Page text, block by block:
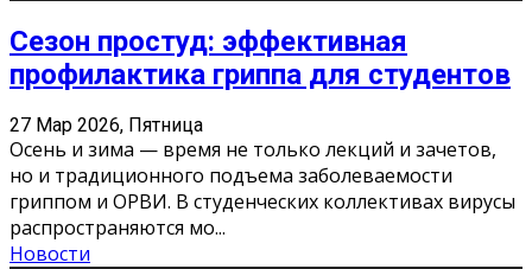
Сезон простуд: эффективная
профилактика гриппа для студентов
27 Мар 2026, Пятница
Осень и зима — время не только лекций и зачетов,
но и традиционного подъема заболеваемости
гриппом и ОРВИ. В студенческих коллективах вирусы
распространяются мо...
Новости